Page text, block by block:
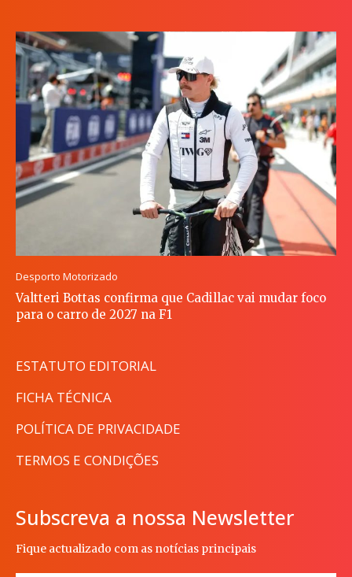
Desporto Motorizado
Valtteri Bottas confirma que Cadillac vai mudar foco
para o carro de 2027 na F1
ESTATUTO EDITORIAL
FICHA TÉCNICA
POLÍTICA DE PRIVACIDADE
TERMOS E CONDIÇÕES
Subscreva a nossa Newsletter
Fique actualizado com as notícias principais